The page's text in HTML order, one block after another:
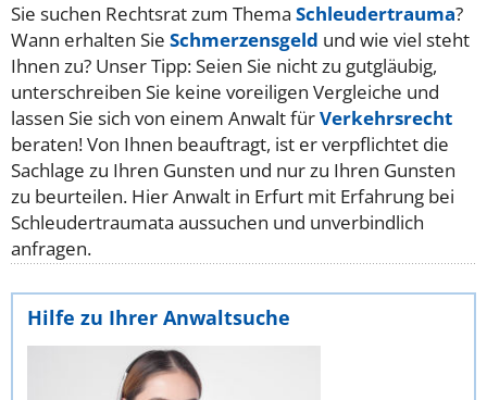
Sie suchen Rechtsrat zum Thema Schleudertrauma?
Wann erhalten Sie Schmerzensgeld und wie viel steht
Ihnen zu? Unser Tipp: Seien Sie nicht zu gutgläubig,
unterschreiben Sie keine voreiligen Vergleiche und
lassen Sie sich von einem Anwalt fürVerkehrsrecht
beraten! Von Ihnen beauftragt, ist er verpflichtet die
Sachlage zu Ihren Gunsten und nur zu Ihren Gunsten
zu beurteilen. Hier Anwalt in Erfurt mit Erfahrung bei
Schleudertraumata aussuchen und unverbindlich
anfragen.
Hilfe zu Ihrer Anwaltsuche